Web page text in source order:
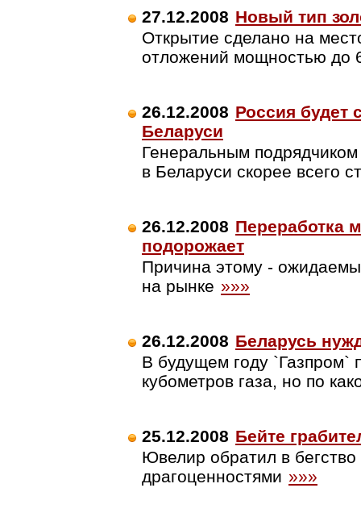
27.12.2008 Новый тип
Открытие сделано на
отложений мощностью до
26.12.2008 Россия будет
Беларуси
Генеральным
в Беларуси скорее всего
26.12.2008 Переработка
подорожает
Причина этому -
на рынке »»»
26.12.2008 Беларусь
В будущем году `Газпром`
кубометров газа, но по
25.12.2008 Бейте
Ювелир обратил в
драгоценностями »»»